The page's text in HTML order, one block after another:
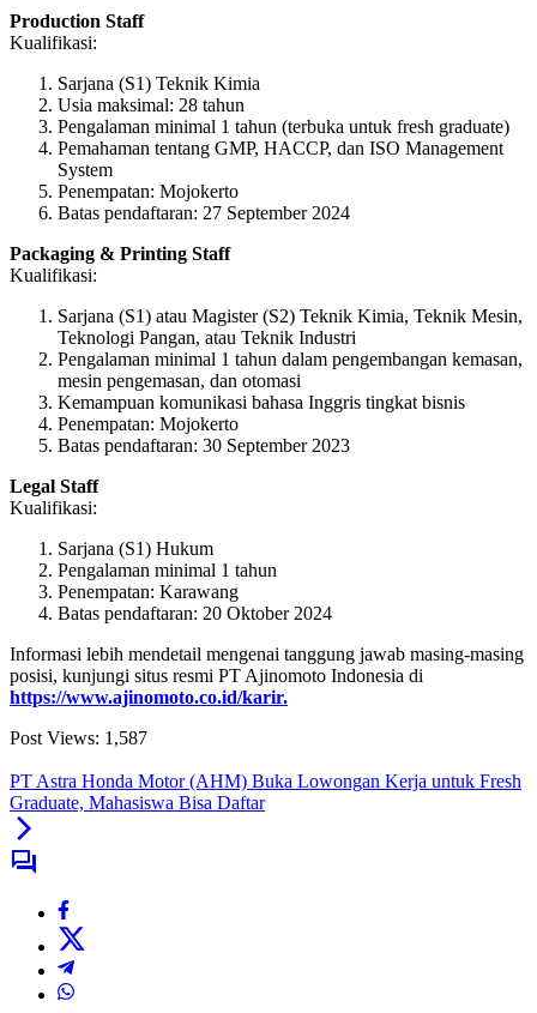
Production Staff
Kualifikasi:
Sarjana (S1) Teknik Kimia
Usia maksimal: 28 tahun
Pengalaman minimal 1 tahun (terbuka untuk fresh graduate)
Pemahaman tentang GMP, HACCP, dan ISO Management
System
Penempatan: Mojokerto
Batas pendaftaran: 27 September 2024
Packaging & Printing Staff
Kualifikasi:
Sarjana (S1) atau Magister (S2) Teknik Kimia, Teknik Mesin,
Teknologi Pangan, atau Teknik Industri
Pengalaman minimal 1 tahun dalam pengembangan kemasan,
mesin pengemasan, dan otomasi
Kemampuan komunikasi bahasa Inggris tingkat bisnis
Penempatan: Mojokerto
Batas pendaftaran: 30 September 2023
Legal Staff
Kualifikasi:
Sarjana (S1) Hukum
Pengalaman minimal 1 tahun
Penempatan: Karawang
Batas pendaftaran: 20 Oktober 2024
Informasi lebih mendetail mengenai tanggung jawab masing-masing
posisi, kunjungi situs resmi PT Ajinomoto Indonesia di
https://www.ajinomoto.co.id/karir.
Post Views: 1,587
PT Astra Honda Motor (AHM) Buka Lowongan Kerja untuk Fresh
Graduate, Mahasiswa Bisa Daftar